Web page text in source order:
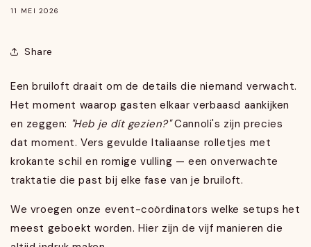
11 MEI 2026
Share
Een bruiloft draait om de details die niemand verwacht.
Het moment waarop gasten elkaar verbaasd aankijken
en zeggen: "Heb je dít gezien?"Cannoli's zijn precies
dat moment. Vers gevulde Italiaanse rolletjes met
krokante schil en romige vulling — een onverwachte
traktatie die past bij elke fase van je bruiloft.
We vroegen onze event-coördinators welke setups het
meest geboekt worden. Hier zijn de vijf manieren die